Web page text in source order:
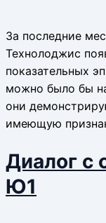
За последние
Технолоджис
показательных
можно было бы
они
имеющую
Диалог с
Ю1